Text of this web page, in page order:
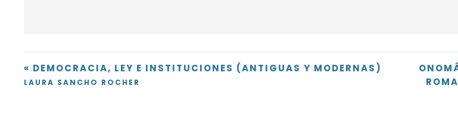
« DEMOCRACIA, LEY E INSTITUCIONES (ANTIGUAS Y MODERNAS)
LAURA SANCHO ROCHER